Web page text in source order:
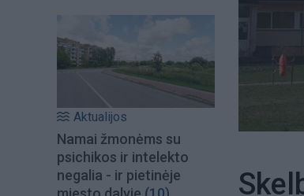
Aktualijos
Namai žmonėms su
psichikos ir intelekto
negalia - ir pietinėje